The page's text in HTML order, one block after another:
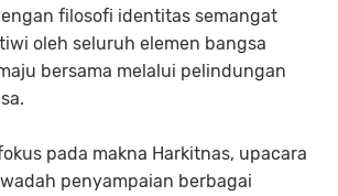
filosofi identitas semangat
oleh seluruh elemen bangsa
bersama melalui pelindungan
pada makna Harkitnas, upacara
penyampaian berbagai